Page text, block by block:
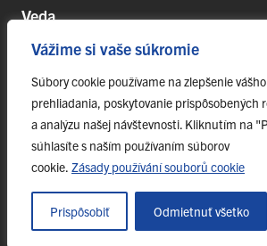
Vážime si vaše súkromie
Súbory cookie používame na zlepšenie
prehliadania, poskytovanie prispôsobených
a analýzu našej návštevnosti. Kliknutím na
súhlasíte s naším používaním súborov
cookie. Zásady používání souborů cookie
Prispôsobiť Odmietnuť všetko
Veda
Postdoktorandské pozíce
Projekty
Špičkové tímy
TIP-UPJŠ
Vedecké parky
Evidencia publikačnej činnosti
Habilitačné a vymenúvacie konania